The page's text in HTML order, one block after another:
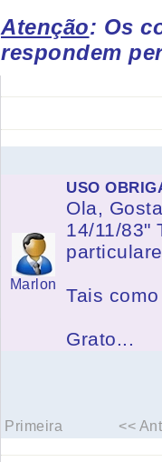
Atenção: Os
respondem
Marlon
USO
Ola,
14/11/83"
Tais
Grato...
Primeira <<